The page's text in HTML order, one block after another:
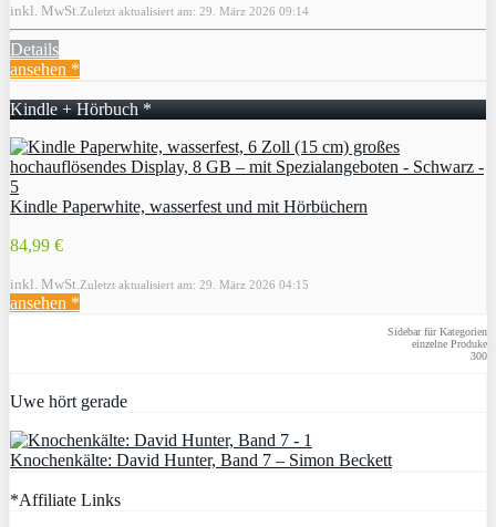
inkl. MwSt. Zuletzt aktualisiert am: 29. März 2026 09:14
Details
ansehen *
Kindle + Hörbuch *
Kindle Paperwhite, wasserfest und mit Hörbüchern
84,99 €
inkl. MwSt. Zuletzt aktualisiert am: 29. März 2026 04:15
ansehen *
Sidebar für Kategorien
einzelne Produke
300
Uwe hört gerade
Knochenkälte: David Hunter, Band 7 – Simon Beckett
*Affiliate Links